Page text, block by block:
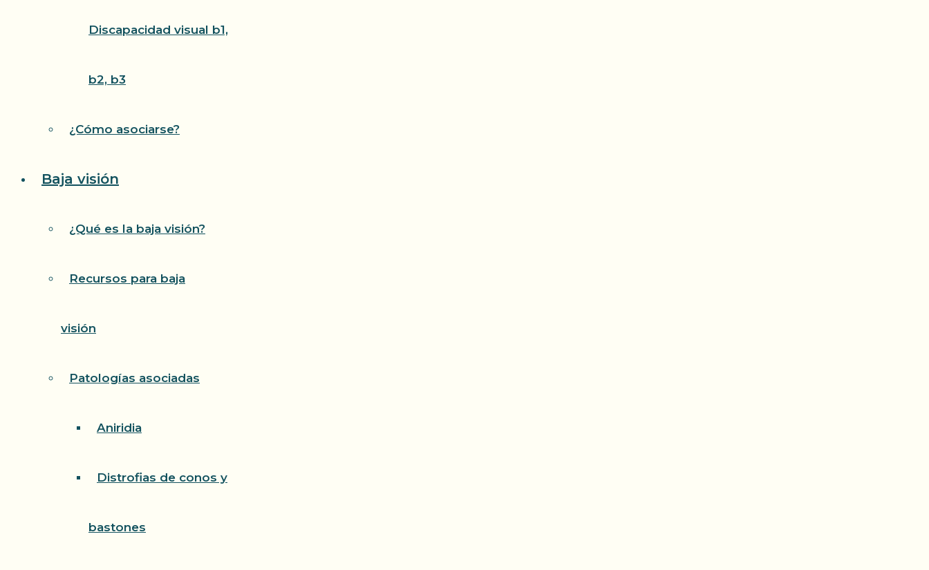
Discapacidad visual b1,
b2, b3
¿Cómo asociarse?
Baja visión
¿Qué es la baja visión?
Recursos para baja
visión
Patologías asociadas
Aniridia
Distrofias de conos y
bastones